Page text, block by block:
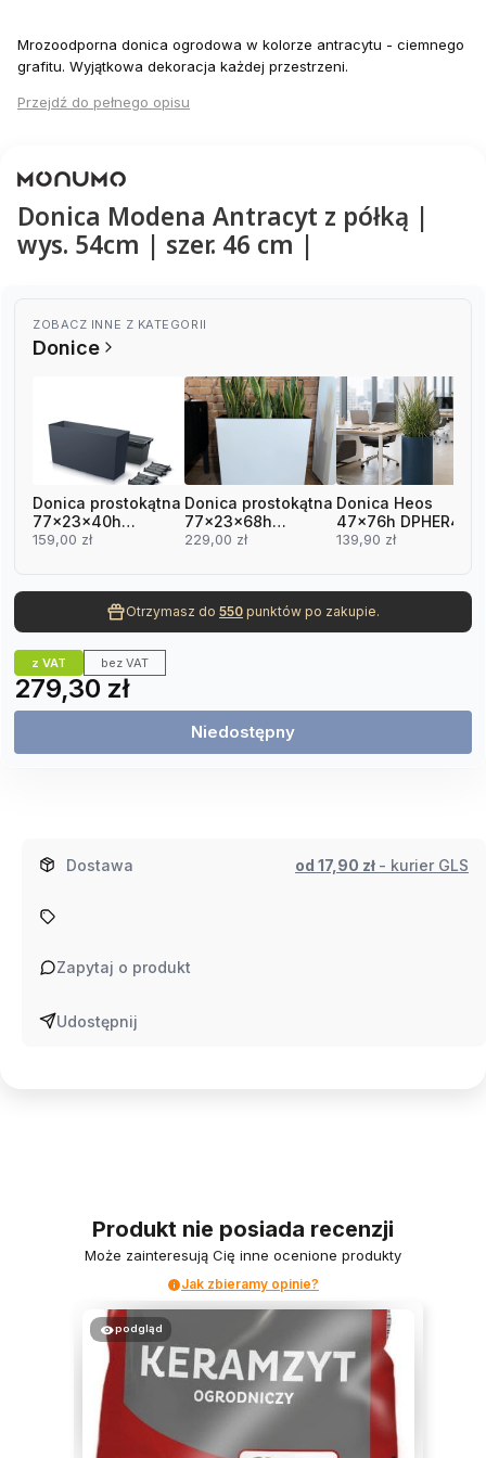
Mrozoodporna donica ogrodowa w kolorze antracytu - ciemnego
grafitu. Wyjątkowa dekoracja każdej przestrzeni.
Przejdź do pełnego opisu
Donica Modena Antracyt z półką |
wys. 54cm | szer. 46 cm |
ZOBACZ INNE Z KATEGORII
Donice
Donica prostokątna
77x23x40h
DUC800M antracyt
159,00 zł
Donica prostokątna
77x23x68h
DUC800T biała
229,00 zł
Donica Heos
47x76h DPHER470
antracyt
139,90 zł
Otrzymasz do 550 punktów po zakupie.
z VAT bez VAT
Cena
279,30 zł
Niedostępny
Dostawa od 17,90 zł - kurier GLS
Zapytaj o produkt
Udostępnij
Produkt nie posiada recenzji
Może zainteresują Cię inne ocenione produkty
Jak zbieramy opinie?
podgląd